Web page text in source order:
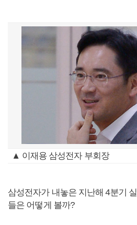
▲ 이재용 삼성전자 부회장
삼성전자가 내놓은 지난해 4분기
들은 어떻게 볼까?